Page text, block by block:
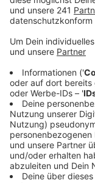
Blick, so die
Veröffentlicht:
Sie haben einen
Abruf für den
für die Aufnahme
bekommt. Vor
sammeln sich
vor russischen